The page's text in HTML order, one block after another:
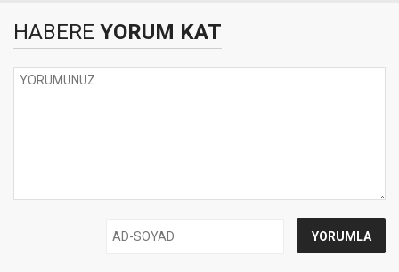
HABERE YORUM KAT